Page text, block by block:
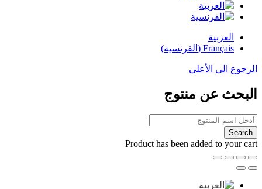
العربية
Français
( الفرنسية)
الرجوع الى الأعلى
البحث عن منتوج
Product has been added to your cart